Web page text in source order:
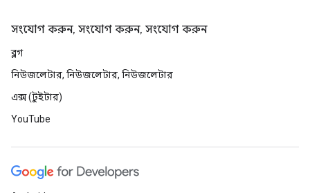
সংযোগ করুন, সংযোগ করুন, সংযোগ করুন
ব্লগ
নিউজলেটার, নিউজলেটার, নিউজলেটার
এক্স (টুইটার)
YouTube